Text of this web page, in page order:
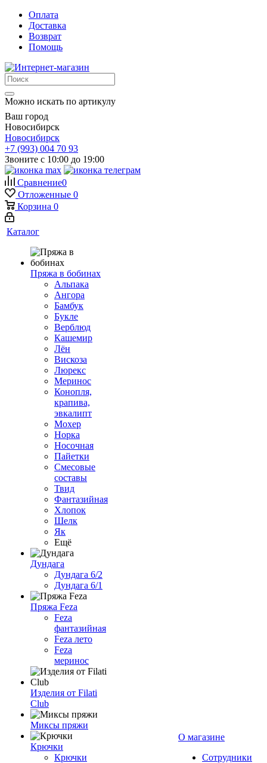
Оплата
Доставка
Возврат
Помощь
Можно искать по артикулу
Ваш город
Новосибирск
Новосибирск
+7 (993) 004 70 93
Звоните с 10:00 до 19:00
Сравнение0
Отложенные 0
Корзина 0
Каталог
Пряжа в бобинах
Альпака
Ангора
Бамбук
Букле
Верблюд
Кашемир
Лён
Вискоза
Люрекс
Меринос
Конопля,
крапива,
эвкалипт
Мохер
Норка
Носочная
Пайетки
Смесовые
составы
Твид
Фантазийная
Хлопок
Шелк
Як
Ещё
Дундага
Дундага 6/2
Дундага 6/1
Пряжа Feza
Feza
фантазийная
Feza лето
Feza
меринос
Изделия от Filati
Club
Миксы пряжи
Крючки
Крючки
О магазине
Сотрудники